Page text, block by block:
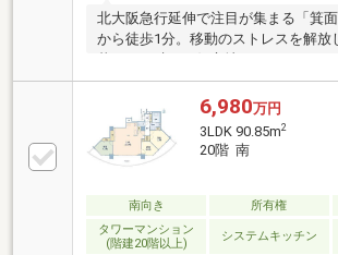
北大阪急行延伸で注目が集まる「箕
から徒歩1分。移動のストレスを解放
るポイント・9階部分の北西角住戸に
通風・眺望ともに良好・LDKは約
足元から温まる床暖房完備・プライ
たアルコーブ付きの玄関・全居室収納
ど、生活動線を考えた豊富な収納力■
物も快適・図書館やカフェが点在す
く整備された街並み・大切な家族であ
育も相談可能です
6,980万円
3LDK 90.85m2
20階 南
南向き 所有権
タワーマンション
(階建20階以上)
システムキッチン